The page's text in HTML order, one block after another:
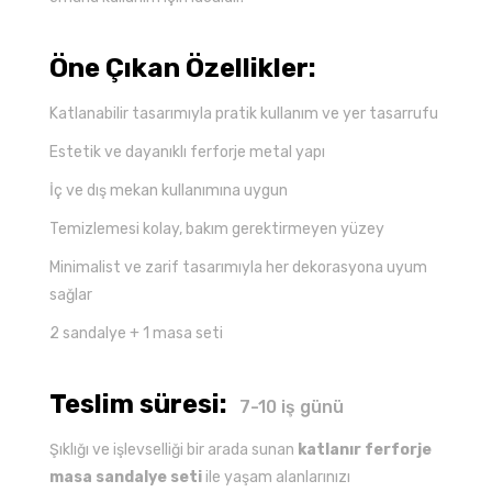
Öne Çıkan Özellikler:
Katlanabilir tasarımıyla pratik kullanım ve yer tasarrufu
Estetik ve dayanıklı ferforje metal yapı
İç ve dış mekan kullanımına uygun
Temizlemesi kolay, bakım gerektirmeyen yüzey
Minimalist ve zarif tasarımıyla her dekorasyona uyum
sağlar
2 sandalye + 1 masa seti
Teslim süresi: 7-10 iş günü
Şıklığı ve işlevselliği bir arada sunan katlanır ferforje
masa sandalye seti ile yaşam alanlarınızı